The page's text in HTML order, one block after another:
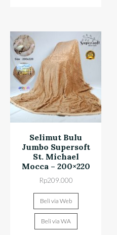
Selimut Bulu
Jumbo Supersoft
St. Michael
Mocca – 200×220
Rp209.000
Beli via Web
Beli via WA